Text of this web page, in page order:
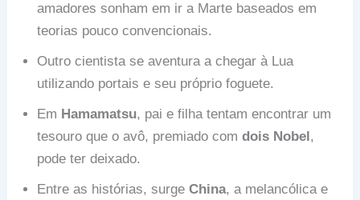
amadores sonham em ir a Marte baseados em
teorias pouco convencionais.
Outro cientista se aventura a chegar à Lua
utilizando portais e seu próprio foguete.
Em Hamamatsu, pai e filha tentam encontrar um
tesouro que o avô, premiado comdois Nobel ,
pode ter deixado.
Entre as histórias, surgeChina, a melancólica e